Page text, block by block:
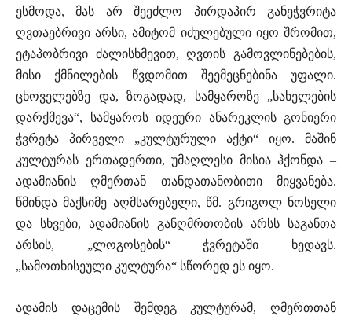
ესმოდა, მას არ შეეძლო პირდაპირ განეჭვრიტა
ღვთაებრივი არსი, ამიტომ იძულებული იყო შრომით,
ეტაპობრივი ძალისხმევით, ღვთის გამოვლინებების,
მისი ქმნილების წვდომით შეემეცნებინა უფალი.
ცხოველებზე და, ზოგადად, სამყაროზე „სახელების
დარქმევა“, სამყაროს იდეური ანარეკლის გონიერი
ჭვრეტა პირველი „კულტურული აქტი“ იყო. მაშინ
კულტურას ერთადერთი, უმაღლესი მისია ჰქონდა –
ადამიანის ღმერთან თანდათანობითი მიყვანება.
წმინდა მაქსიმე აღმსარებელი, წმ. გრიგოლ ნოსელი
და სხვები, ადამიანის განღმრთობის არსს საგანთა
არსის, „ლოგოსების“ ჭვრეტაში ხედავს.
„სამოთხისეული კულტურა“ სწორედ ეს იყო.
ადამის დაცემის შემდეგ კულტურამ, ღმერთთან